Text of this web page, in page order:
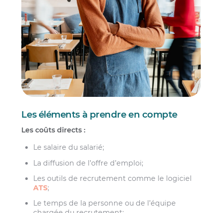
Les éléments à prendre en compte
Les coûts directs :
Le salaire du salarié;
La diffusion de l’offre d’emploi;
Les outils de recrutement comme le logiciel
ATS;
Le temps de la personne ou de l’équipe